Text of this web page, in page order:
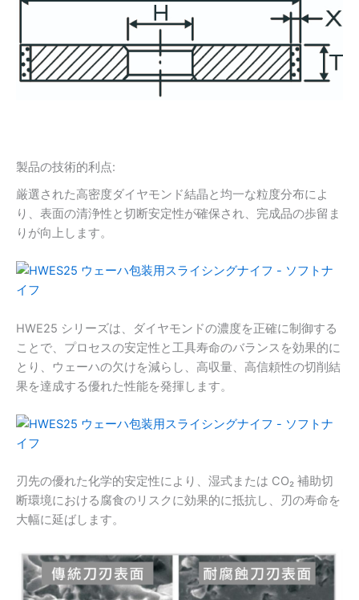
製品の技術的利点:
厳選された高密度ダイヤモンド結晶と均一な粒度分布によ
り、表面の清浄性と切断安定性が確保され、完成品の歩留ま
りが向上します。
HWE25 シリーズは、ダイヤモンドの濃度を正確に制御する
ことで、プロセスの安定性と工具寿命のバランスを効果的に
とり、ウェーハの欠けを減らし、高収量、高信頼性の切削結
果を達成する優れた性能を発揮します。
刃先の優れた化学的安定性により、湿式または CO₂ 補助切
断環境における腐食のリスクに効果的に抵抗し、刃の寿命を
大幅に延ばします。